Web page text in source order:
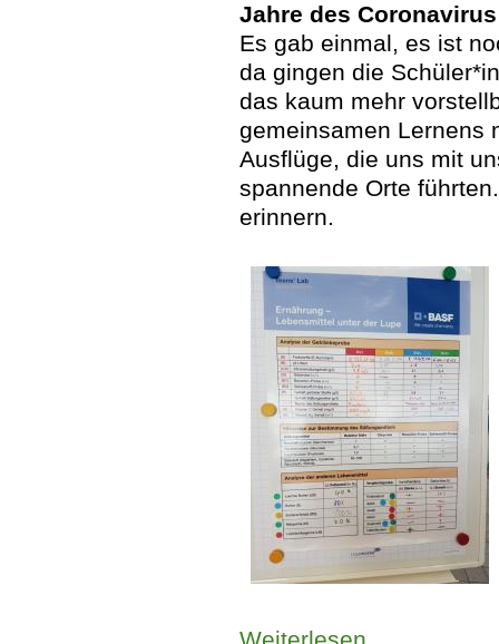
Jahre des
Es gab einmal, es ist
da gingen die
das kaum mehr
gemeinsamen Lernens
Ausflüge, die uns mit
spannende Orte
erinnern.